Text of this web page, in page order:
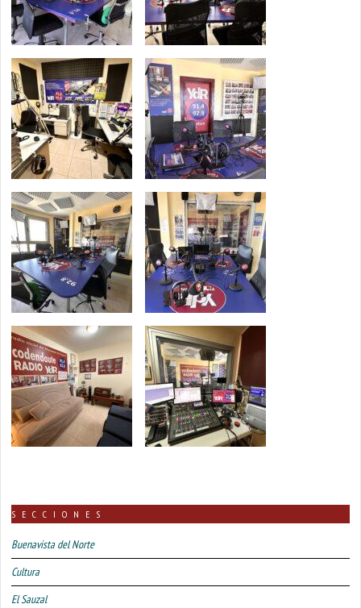
SECCIONES
Buenavista del Norte
Cultura
El Sauzal